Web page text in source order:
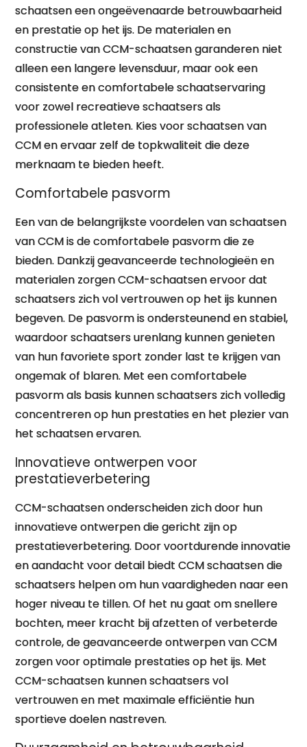
schaatsen een ongeëvenaarde betrouwbaarheid
en prestatie op het ijs. De materialen en
constructie van CCM-schaatsen garanderen niet
alleen een langere levensduur, maar ook een
consistente en comfortabele schaatservaring
voor zowel recreatieve schaatsers als
professionele atleten. Kies voor schaatsen van
CCM en ervaar zelf de topkwaliteit die deze
merknaam te bieden heeft.
Comfortabele pasvorm
Een van de belangrijkste voordelen van schaatsen
van CCM is de comfortabele pasvorm die ze
bieden. Dankzij geavanceerde technologieën en
materialen zorgen CCM-schaatsen ervoor dat
schaatsers zich vol vertrouwen op het ijs kunnen
begeven. De pasvorm is ondersteunend en stabiel,
waardoor schaatsers urenlang kunnen genieten
van hun favoriete sport zonder last te krijgen van
ongemak of blaren. Met een comfortabele
pasvorm als basis kunnen schaatsers zich volledig
concentreren op hun prestaties en het plezier van
het schaatsen ervaren.
Innovatieve ontwerpen voor
prestatieverbetering
CCM-schaatsen onderscheiden zich door hun
innovatieve ontwerpen die gericht zijn op
prestatieverbetering. Door voortdurende innovatie
en aandacht voor detail biedt CCM schaatsen die
schaatsers helpen om hun vaardigheden naar een
hoger niveau te tillen. Of het nu gaat om snellere
bochten, meer kracht bij afzetten of verbeterde
controle, de geavanceerde ontwerpen van CCM
zorgen voor optimale prestaties op het ijs. Met
CCM-schaatsen kunnen schaatsers vol
vertrouwen en met maximale efficiëntie hun
sportieve doelen nastreven.